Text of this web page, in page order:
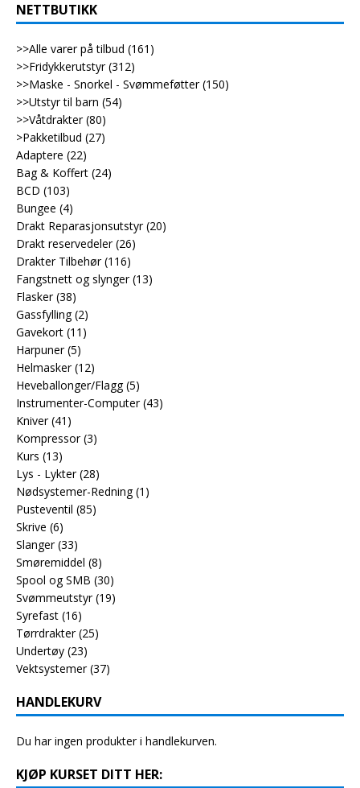
NETTBUTIKK
>>Alle varer på tilbud (161)
>>Fridykkerutstyr (312)
>>Maske - Snorkel - Svømmeføtter (150)
>>Utstyr til barn (54)
>>Våtdrakter (80)
>Pakketilbud (27)
Adaptere (22)
Bag & Koffert (24)
BCD (103)
Bungee (4)
Drakt Reparasjonsutstyr (20)
Drakt reservedeler (26)
Drakter Tilbehør (116)
Fangstnett og slynger (13)
Flasker (38)
Gassfylling (2)
Gavekort (11)
Harpuner (5)
Helmasker (12)
Heveballonger/Flagg (5)
Instrumenter-Computer (43)
Kniver (41)
Kompressor (3)
Kurs (13)
Lys - Lykter (28)
Nødsystemer-Redning (1)
Pusteventil (85)
Skrive (6)
Slanger (33)
Smøremiddel (8)
Spool og SMB (30)
Svømmeutstyr (19)
Syrefast (16)
Tørrdrakter (25)
Undertøy (23)
Vektsystemer (37)
HANDLEKURV
Du har ingen produkter i handlekurven.
KJØP KURSET DITT HER: